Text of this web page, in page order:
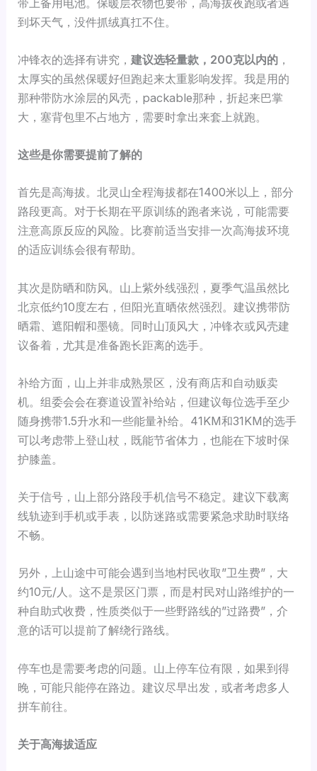
到坏天气，没件抓绒真扛不住。
冲锋衣的选择有讲究，建议选轻量款，200克以内的 ，
太厚实的虽然保暖好但跑起来太重影响发挥。我是用的
那种带防水涂层的风壳，packable那种，折起来巴掌
大，塞背包里不占地方，需要时拿出来套上就跑。
这些是你需要提前了解的
首先是高海拔。北灵山全程海拔都在1400米以上，部分
路段更高。对于长期在平原训练的跑者来说，可能需要
注意高原反应的风险。比赛前适当安排一次高海拔环境
的适应训练会很有帮助。
其次是防晒和防风。山上紫外线强烈，夏季气温虽然比
北京低约10度左右，但阳光直晒依然强烈。建议携带防
晒霜、遮阳帽和墨镜。同时山顶风大，冲锋衣或风壳建
议备着，尤其是准备跑长距离的选手。
补给方面，山上并非成熟景区，没有商店和自动贩卖
机。组委会会在赛道设置补给站，但建议每位选手至少
随身携带1.5升水和一些能量补给。41KM和31KM的选手
可以考虑带上登山杖，既能节省体力，也能在下坡时保
护膝盖。
关于信号，山上部分路段手机信号不稳定。建议下载离
线轨迹到手机或手表，以防迷路或需要紧急求助时联络
不畅。
另外，上山途中可能会遇到当地村民收取”卫生费”，大
约10元/人。这不是景区门票，而是村民对山路维护的一
种自助式收费，性质类似于一些野路线的”过路费”，介
意的话可以提前了解绕行路线。
停车也是需要考虑的问题。山上停车位有限，如果到得
晚，可能只能停在路边。建议尽早出发，或者考虑多人
拼车前往。
关于高海拔适应